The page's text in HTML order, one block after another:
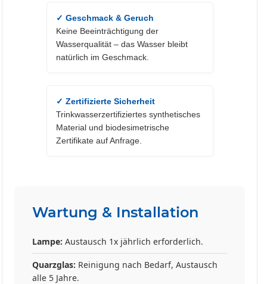
✓ Geschmack & Geruch
Keine Beeinträchtigung der
Wasserqualität – das Wasser bleibt
natürlich im Geschmack.
✓ Zertifizierte Sicherheit
Trinkwasserzertifiziertes synthetisches
Material und biodesimetrische
Zertifikate auf Anfrage.
Wartung & Installation
Lampe: Austausch 1x jährlich erforderlich.
Quarzglas: Reinigung nach Bedarf, Austausch
alle 5 Jahre.